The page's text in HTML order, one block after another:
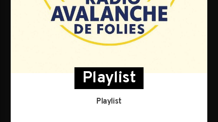
Playlist
Playlist